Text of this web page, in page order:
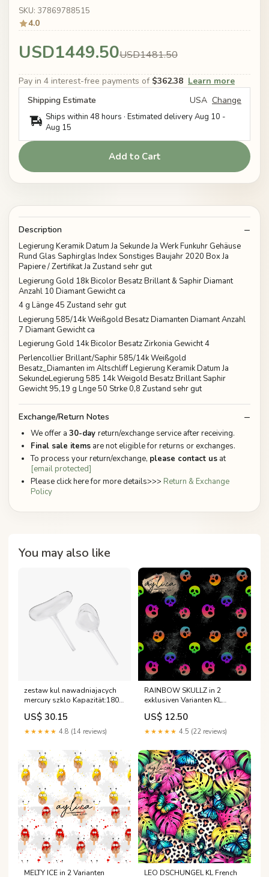
SKU: 37869788515
4.0
USD1449.50USD1481.50
Pay in 4 interest-free payments of $362.38 Learn more
Shipping Estimate
USA Change
Ships within 48 hours · Estimated deliveryAug 10 -
Aug 15
Add to Cart
Description
Legierung Keramik Datum Ja Sekunde Ja Werk Funkuhr Gehäuse
Rund Glas Saphirglas Index Sonstiges Baujahr 2020 Box Ja
Papiere / Zertifikat Ja Zustand sehr gut
Legierung Gold 18k Bicolor Besatz Brillant & Saphir Diamant
Anzahl 10 Diamant Gewicht ca
4 g Länge 45 Zustand sehr gut
Legierung 585/14k Weißgold Besatz Diamanten Diamant Anzahl
7 Diamant Gewicht ca
Legierung Gold 14k Bicolor Besatz Zirkonia Gewicht 4
Perlencollier Brillant/Saphir 585/14k Weißgold
Besatz_Diamanten im Altschliff Legierung Keramik Datum Ja
SekundeLegierung 585 14k Weigold Besatz Brillant Saphir
Gewicht 95,19 g Lnge 50 Strke 0,8 Zustand sehr gut
Exchange/Return Notes
We offer a 30-day return/exchange service after receiving.
Final sale items are not eligible for returns or exchanges.
To process your return/exchange, please contact us at
[email protected]
Please click here for more details>>> Return & Exchange
Policy
You may also like
zestaw kul nawadniajacych
mercury szklo Kapazität:180
US$ 30.15
★★★★★ 4.8 (14 reviews)
RAINBOW SKULLZ in 2
exklusiven Varianten KL
Variante:Skull1
US$ 12.50
★★★★★ 4.5 (22 reviews)
MELTY ICE in 2 Varianten LEO DSCHUNGEL KL French